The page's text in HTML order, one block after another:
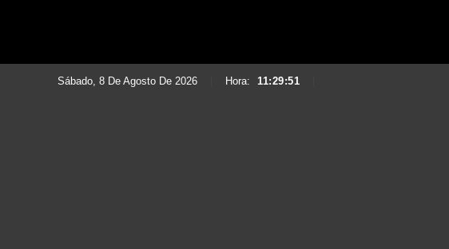
Sábado, 8 De Agosto De 2026 Hora: 11:29:52